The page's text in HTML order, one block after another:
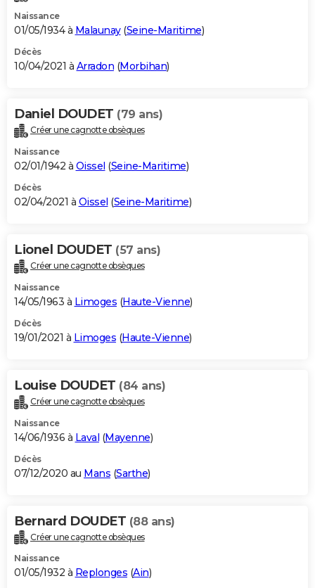
Naissance
01/05/1934 à Malaunay(Seine-Maritime)
Décès
10/04/2021 à Arradon (Morbihan)
Daniel DOUDET (79 ans)
Créer une cagnotte obsèques
Naissance
02/01/1942 à Oissel (Seine-Maritime)
Décès
02/04/2021 à Oissel (Seine-Maritime)
Lionel DOUDET (57 ans)
Créer une cagnotte obsèques
Naissance
14/05/1963 à Limoges (Haute-Vienne)
Décès
19/01/2021 à Limoges (Haute-Vienne)
Louise DOUDET (84 ans)
Créer une cagnotte obsèques
Naissance
14/06/1936 à Laval (Mayenne)
Décès
07/12/2020 au Mans (Sarthe)
Bernard DOUDET (88 ans)
Créer une cagnotte obsèques
Naissance
01/05/1932 à Replonges (Ain)